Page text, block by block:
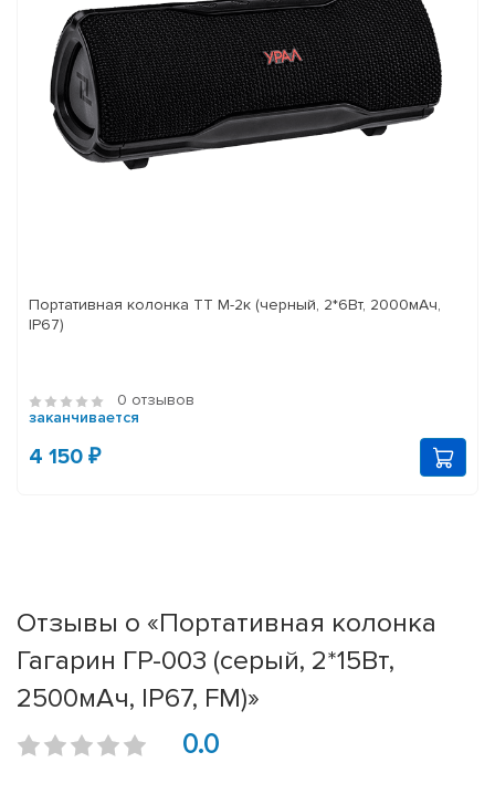
Портативная колонка ТТ М-2к (черный, 2*6Вт, 2000мАч,
IP67)
0 отзывов
заканчивается
4 150 ₽
Отзывы о «Портативная колонка
Гагарин ГР-003 (серый, 2*15Вт,
2500мАч, IP67, FM)»
0.0